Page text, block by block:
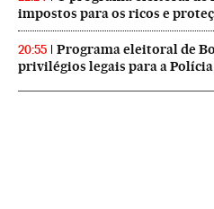
impostos para os ricos e
20:55
Programa eleitoral de
privilégios legais para a Polícia